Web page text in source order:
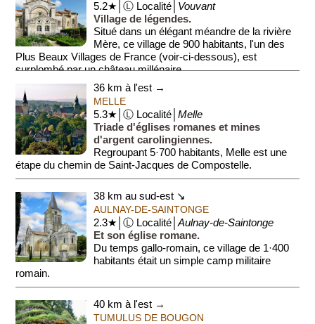
5.2★│Ⓛ Localité│ Vouvant
Village de légendes.
Situé dans un élégant méandre de la rivière
Mère, ce village de 900 habitants, l'un des
Plus Beaux Villages de France (voir-ci-dessous), est
surplombé par un château millénaire...
36 km à l'est →
MELLE
5.3★│Ⓛ Localité│Melle
Triade d'églises romanes et mines
d'argent carolingiennes.
Regroupant 5·700 habitants, Melle est une
étape du chemin de Saint-Jacques de Compostelle.
La ville se distingue par ses trois égl...
38 km au sud-est ↘
AULNAY-DE-SAINTONGE
2.3★│Ⓛ Localité│Aulnay-de-Saintonge
Et son église romane.
Du temps gallo-romain, ce village de 1·400
habitants était un simple camp militaire
romain.
Aujourd'hui, Aulnay-de-Saintonge constitue une étape
immanquable dans la rég...
40 km à l'est →
TUMULUS DE BOUGON